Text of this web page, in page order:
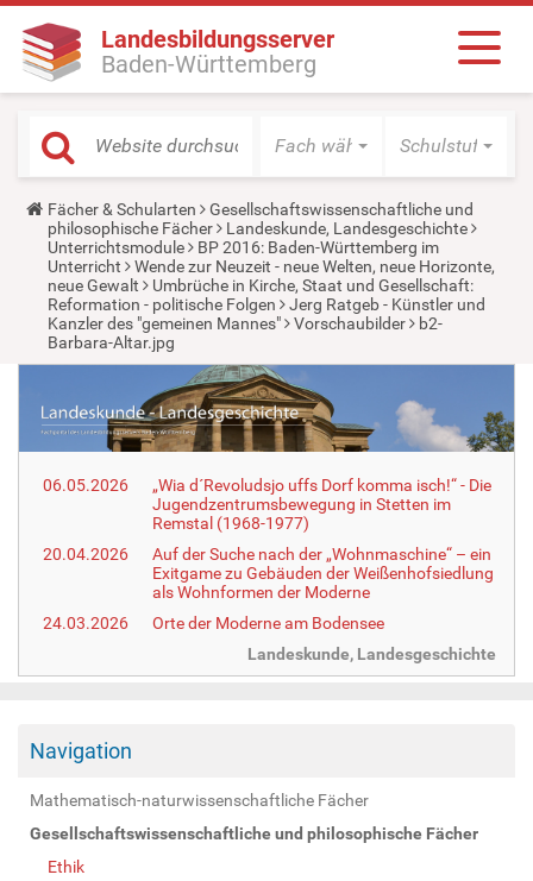
Landesbildungsserver
Baden-Württemberg
Fach wählen Schulstufe
Y
o
u
a
r
e
h
e
r
Fächer & Schularten
Gesellschaftswissenschaftliche und
philosophische Fächer
Landeskunde, Landesgeschichte
Unterrichtsmodule
BP 2016: Baden-Württemberg im
Unterricht
Wende zur Neuzeit - neue Welten, neue Horizonte,
neue Gewalt
Umbrüche in Kirche, Staat und Gesellschaft:
Reformation - politische Folgen
Jerg Ratgeb - Künstler und
Kanzler des "gemeinen Mannes"
Vorschaubilder
b2-
Barbara-Altar.jpg
06.05.2026
„Wia d´Revoludsjo uffs Dorf komma isch!“ - Die
Jugendzentrumsbewegung in Stetten im
Remstal (1968-1977)
20.04.2026
Auf der Suche nach der „Wohnmaschine“ – ein
Exitgame zu Gebäuden der Weißenhofsiedlung
als Wohnformen der Moderne
24.03.2026
Orte der Moderne am Bodensee
Landeskunde, Landesgeschichte
Navigation
Mathematisch-naturwissenschaftliche Fächer
Gesellschaftswissenschaftliche und philosophische Fächer
Ethik